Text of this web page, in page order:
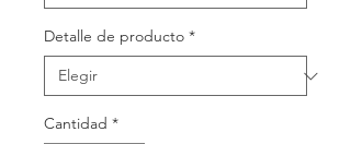
Detalle de producto *
Cantidad *